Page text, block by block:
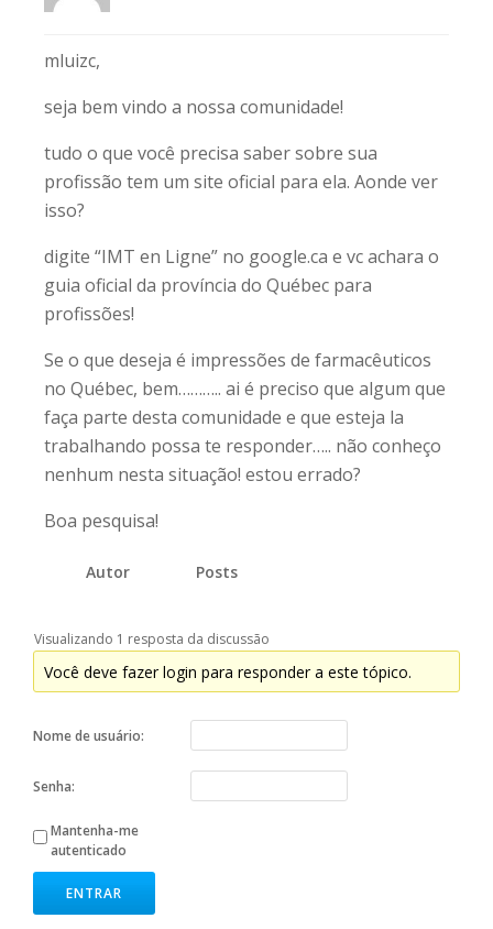
mluizc,
seja bem vindo a nossa comunidade!
tudo o que você precisa saber sobre sua
profissão tem um site oficial para ela. Aonde ver
isso?
digite “IMT en Ligne” no google.ca e vc achara o
guia oficial da província do Québec para
profissões!
Se o que deseja é impressões de farmacêuticos
no Québec, bem……….. ai é preciso que algum que
faça parte desta comunidade e que esteja la
trabalhando possa te responder….. não conheço
nenhum nesta situação! estou errado?
Boa pesquisa!
Autor Posts
Visualizando 1 resposta da discussão
Você deve fazer login para responder a este tópico.
Nome de usuário:
Senha:
Mantenha-me
autenticado
ENTRAR